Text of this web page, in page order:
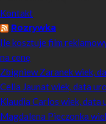
Kontakt
Rozrywka
Ile kosztuje film
na cenę
Zbigniew Zaranek wiek,
Celia Jaunat wiek, data
Klaudia Carlos wiek, data
Magdalena Pieczonka